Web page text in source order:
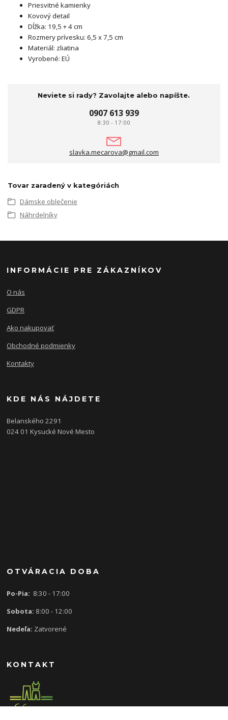
Priesvitné kamienky
Kovový detail
Dĺžka: 19,5 + 4 cm
Rozmery prívesku: 6,5 x 7,5 cm
Materiál: zliatina
Vyrobené: EÚ
Neviete si rady? Zavolajte alebo napíšte.
0907 613 939
8:30 - 17:00
slavka.mecarova@gmail.com
Tovar zaradený v kategóriách
Dámske oblečenie
Náhrdelníky
INFORMÁCIE PRE ZÁKAZNÍKOV
O nás
GDPR
Ako nakupovať
Obchodné podmienky
Kontakty
KDE NÁS NÁJDETE
Belanského 2291
024 01 Kysucké Nové Mesto
OTVÁRACIA DOBA
Po-Pia: 8:30 - 17:00
Sobota: 8:00 - 12:00
Nedeľa: Zatvorené
KONTAKT